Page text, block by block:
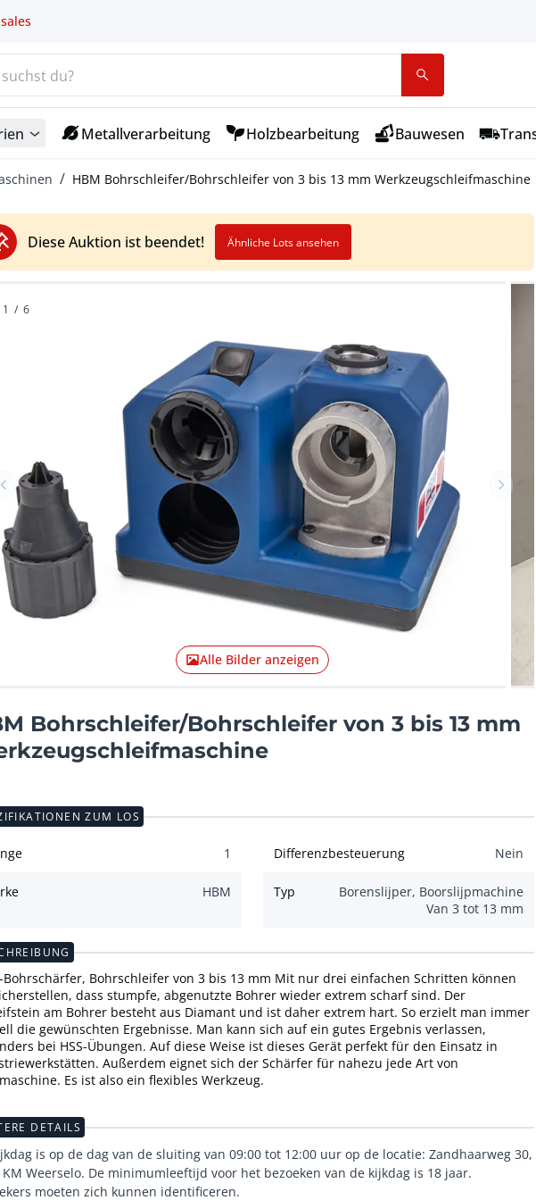
Metallverarbeitung Holzbearbeitung Bauwesen
HBM Bohrschleifer/Bohrschleifer von 3 bis 13 mm Werkzeugschleifmaschine
Diese Auktion ist beendet! Ähnliche Lots ansehen
Vorheriger Artikel
Alle Bilder anzeigen
1 / 6
Bohrschleifer/Bohrschleifer von 3 bis 13 mm
ZUM LOS
1 Differenzbesteuerung Nein
HBM Typ
Borenslijper, Boorslijpmachine
Van 3 tot 13 mm
Bohrschärfer, Bohrschleifer von 3 bis 13 mm Mit nur drei einfachen Schritten können
dass stumpfe, abgenutzte Bohrer wieder extrem scharf sind. Der
am Bohrer besteht aus Diamant und ist daher extrem hart. So erzielt man immer
die gewünschten Ergebnisse. Man kann sich auf ein gutes Ergebnis verlassen,
bei HSS-Übungen. Auf diese Weise ist dieses Gerät perfekt für den Einsatz in
Außerdem eignet sich der Schärfer für nahezu jede Art von
Es ist also ein flexibles Werkzeug.
DETAILS
is op de dag van de sluiting van 09:00 tot 12:00 uur op de locatie: Zandhaarweg 30,
KM Weerselo. De minimumleeftijd voor het bezoeken van de kijkdag is 18 jaar.
moeten zich kunnen identificeren.